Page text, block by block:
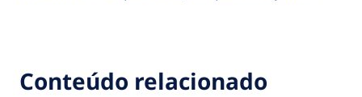
Conteúdo relacionado